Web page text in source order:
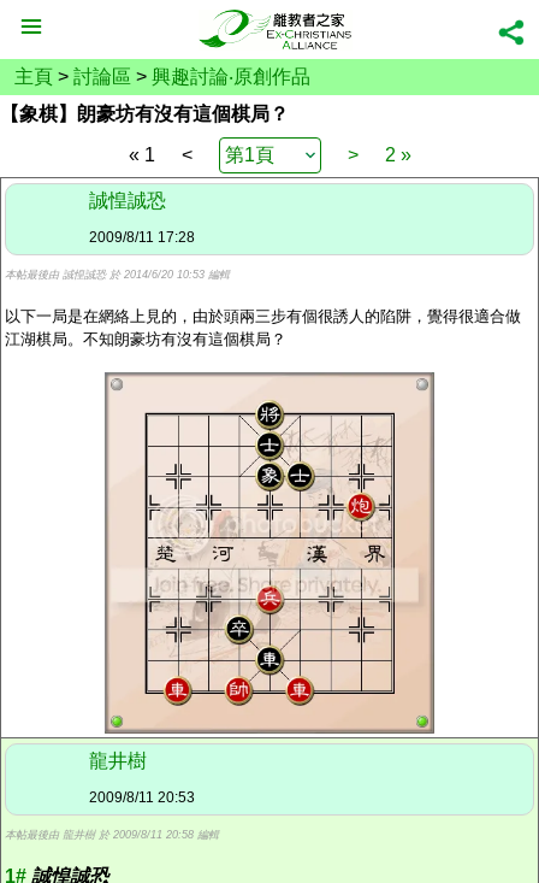
主頁 > 討論區 > 興趣討論‧原創作品
【象棋】朗豪坊有沒有這個棋局？
« 1
< > 2 »
誠惶誠恐
2009/8/11 17:28
本帖最後由 誠惶誠恐 於 2014/6/20 10:53 編輯
以下一局是在網絡上見的，由於頭兩三步有個很誘人的陷阱，覺得很適合做
江湖棋局。不知朗豪坊有沒有這個棋局？
龍井樹
2009/8/11 20:53
本帖最後由 龍井樹 於 2009/8/11 20:58 編輯
1# 誠惶誠恐